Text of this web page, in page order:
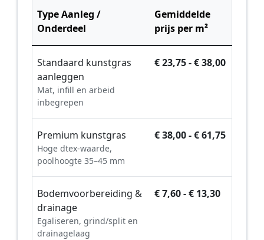
Type Aanleg /
Onderdeel
Gemiddelde
prijs per m²
Standaard kunstgras
aanleggen
Mat, infill en arbeid
inbegrepen
€ 23,75 - € 38,00
Premium kunstgras
Hoge dtex-waarde,
poolhoogte 35–45 mm
€ 38,00 - € 61,75
Bodemvoorbereiding &
drainage
Egaliseren, grind/split en
drainagelaag
€ 7,60 - € 13,30